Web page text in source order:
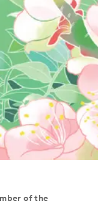
of the